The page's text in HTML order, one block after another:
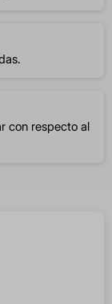
con respecto al